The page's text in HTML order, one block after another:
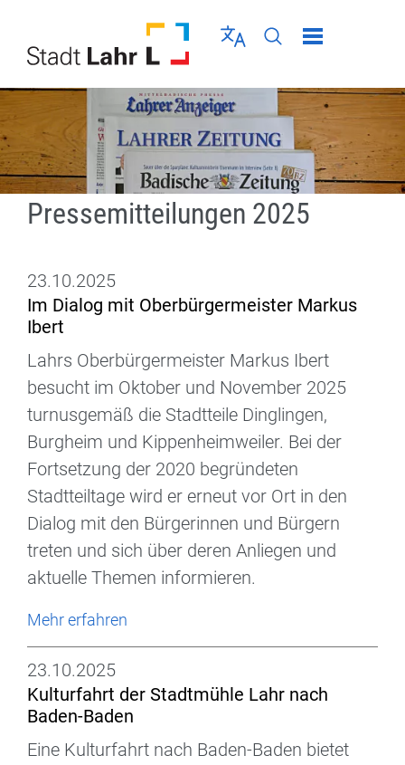
Sprache wählen
Seiten-Suche
Menü schließen
Pressemitteilungen 2025
23.10.2025
Im Dialog mit Oberbürgermeister Markus
Ibert
Lahrs Oberbürgermeister Markus Ibert
besucht im Oktober und November 2025
turnusgemäß die Stadtteile Dinglingen,
Burgheim und Kippenheimweiler. Bei der
Fortsetzung der 2020 begründeten
Stadtteiltage wird er erneut vor Ort in den
Dialog mit den Bürgerinnen und Bürgern
treten und sich über deren Anliegen und
aktuelle Themen informieren.
Mehr erfahren
23.10.2025
Kulturfahrt der Stadtmühle Lahr nach
Baden-Baden
Eine Kulturfahrt nach Baden-Baden bietet